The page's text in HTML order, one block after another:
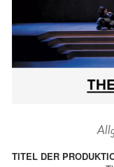
TITEL DER